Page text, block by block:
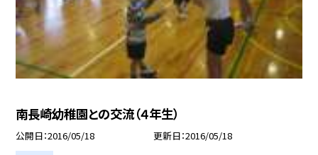
南長崎幼稚園との交流（４年生）
公開日 2016/05/18 更新日 2016/05/18